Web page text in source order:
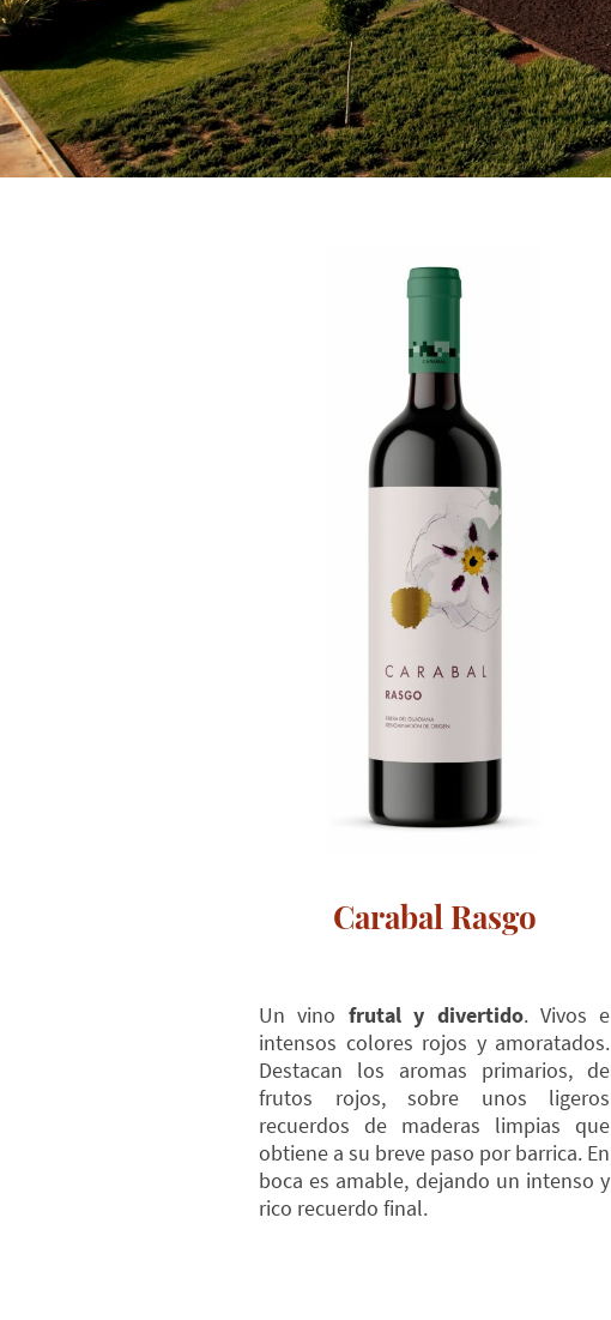
Carabal Rasgo
Un vino frutal y divertido. Vivos e
intensos colores rojos y amoratados.
Destacan los aromas primarios, de
frutos rojos, sobre unos ligeros
recuerdos de maderas limpias que
obtiene a su breve paso por barrica. En
boca es amable, dejando un intenso y
rico recuerdo final.